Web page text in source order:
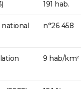
191 hab.
national
n°26 458
9 hab/km²